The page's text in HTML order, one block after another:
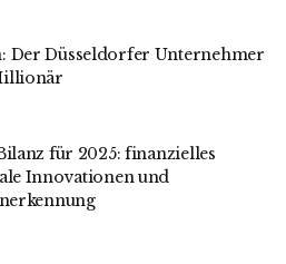
Der Düsseldorfer Unternehmer
für 2025: finanzielles
Innovationen und